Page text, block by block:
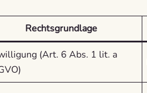
Rechtsgrundlage
(Art. 6 Abs. 1 lit. a